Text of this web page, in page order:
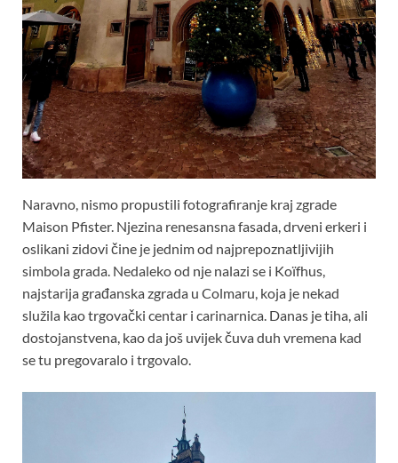
Naravno, nismo propustili fotografiranje kraj zgrade
Maison Pfister. Njezina renesansna fasada, drveni erkeri i
oslikani zidovi čine je jednim od najprepoznatljivijih
simbola grada. Nedaleko od nje nalazi se i Koïfhus,
najstarija građanska zgrada u Colmaru, koja je nekad
služila kao trgovački centar i carinarnica. Danas je tiha, ali
dostojanstvena, kao da još uvijek čuva duh vremena kad
se tu pregovaralo i trgovalo.